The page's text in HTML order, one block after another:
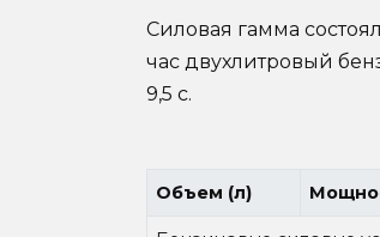
Силовая гамма
час двухлитровый
9,5 с.
Объем (л)